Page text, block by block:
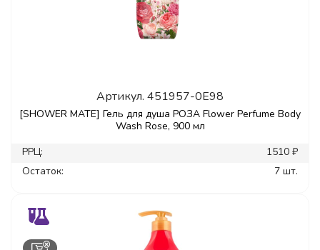
Артикул. 451957-0E98
[SHOWER MATE] Гель для душа РОЗА Flower Perfume Body
Wash Rose, 900 мл
РРЦ:
1510 ₽
Остаток:
7 шт.